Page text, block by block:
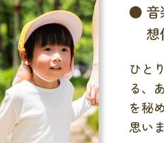
想
ひと
る、
を秘
思い